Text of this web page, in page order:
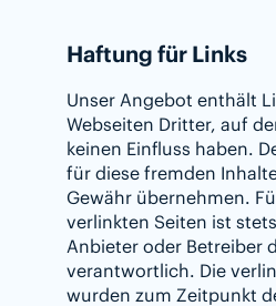
Haftung für Links
Unser Angebot enthält
Webseiten Dritter, auf
keinen Einfluss haben.
für diese fremden
Gewähr übernehmen.
verlinkten Seiten ist
Anbieter oder Betreiber
verantwortlich. Die
wurden zum Zeitpunkt